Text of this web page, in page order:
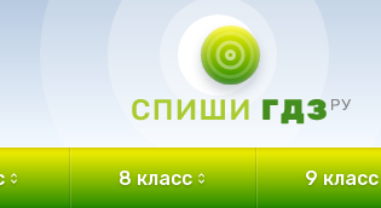
8 класс 9 класс